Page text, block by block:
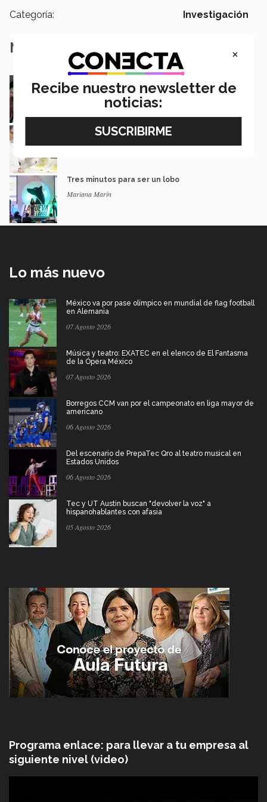
Categoría: Investigación
Notas Relacionadas
bacterias?
Michelle Castillo
Estudiantes mexicanas crean un bioplástico a
base de mango
Tres minutos para ser un lobo
Mariana Marín
Lo más nuevo
México va por pase olímpico en mundial de flag football
en Alemania
07 Agosto 2026
Música y teatro: EXATEC en el elenco de El Fantasma
de la Ópera México
07 Agosto 2026
Borregos CCM van por el campeonato en liga mayor de
americano
06 Agosto 2026
Del escenario de PrepaTec Qro al teatro musical en
Estados Unidos
06 Agosto 2026
Tec y UT Austin buscan "devolver la voz" a
hispanohablantes con afasia
05 Agosto 2026
Programa enlace: para llevar a tu empresa al
siguiente nivel (video)
×
Recibe nuestro newsletter de
noticias: